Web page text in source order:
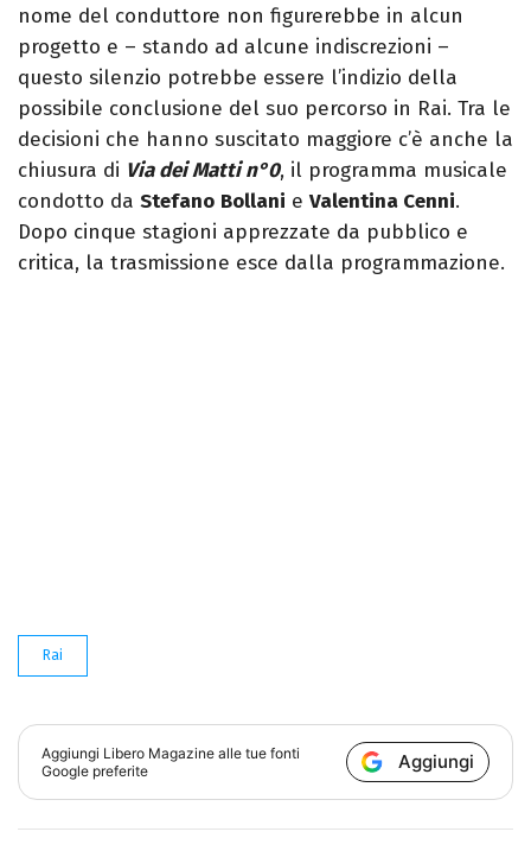
nome del conduttore non figurerebbe in alcun
progetto e – stando ad alcune indiscrezioni –
questo silenzio potrebbe essere l’indizio della
possibile conclusione del suo percorso in Rai. Tra le
decisioni che hanno suscitato maggiore c’è anche la
chiusura di Via dei Matti n°0, il programma musicale
condotto da Stefano Bollani e Valentina Cenni.
Dopo cinque stagioni apprezzate da pubblico e
critica, la trasmissione esce dalla programmazione.
Rai
Aggiungi Libero Magazine alle tue fonti
Google preferite
Aggiungi